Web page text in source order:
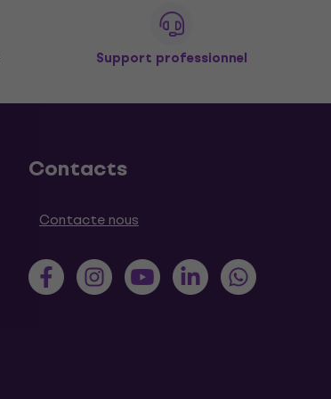
Support professionnel
Contacts
Contacte nous